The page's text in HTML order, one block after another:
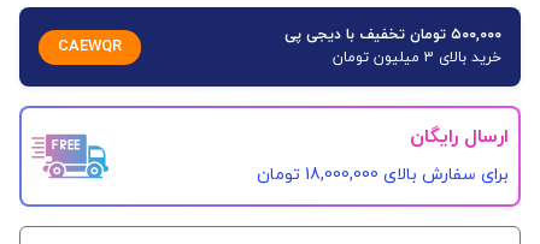
۵۰۰,۰۰۰ تومان تخفیف با دیجی پی
خرید بالای 3 میلیون تومان
CAEWQR
ارسال رایگان
برای سفارش‌ بالای 18,000,000 تومان